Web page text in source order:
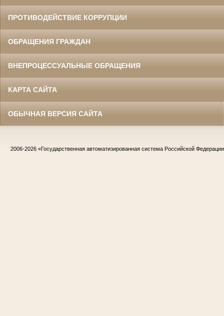
ПРОТИВОДЕЙСТВИЕ КОРРУПЦИИ
ОБРАЩЕНИЯ ГРАЖДАН
ВНЕПРОЦЕССУАЛЬНЫЕ ОБРАЩЕНИЯ
КАРТА САЙТА
ОБЫЧНАЯ ВЕРСИЯ САЙТА
2006-2026 «Государственная автоматизированная система Российской